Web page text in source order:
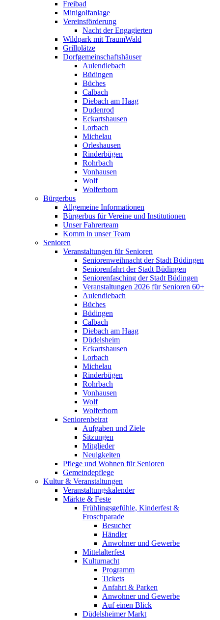
Freibad
Minigolfanlage
Vereinsförderung
Nacht der Engagierten
Wildpark mit TraumWald
Grillplätze
Dorfgemeinschaftshäuser
Aulendiebach
Büdingen
Büches
Calbach
Diebach am Haag
Dudenrod
Eckartshausen
Lorbach
Michelau
Orleshausen
Rinderbügen
Rohrbach
Vonhausen
Wolf
Wolferborn
Bürgerbus
Allgemeine Informationen
Bürgerbus für Vereine und Institutionen
Unser Fahrerteam
Komm in unser Team
Senioren
Veranstaltungen für Senioren
Seniorenweihnacht der Stadt Büdingen
Seniorenfahrt der Stadt Büdingen
Seniorenfasching der Stadt Büdingen
Veranstaltungen 2026 für Senioren 60+
Aulendiebach
Büches
Büdingen
Calbach
Diebach am Haag
Düdelsheim
Eckartshausen
Lorbach
Michelau
Rinderbügen
Rohrbach
Vonhausen
Wolf
Wolferborn
Seniorenbeirat
Aufgaben und Ziele
Sitzungen
Mitglieder
Neuigkeiten
Pflege und Wohnen für Senioren
Gemeindepflege
Kultur & Veranstaltungen
Veranstaltungskalender
Märkte & Feste
Frühlingsgefühle, Kinderfest &
Froschparade
Besucher
Händler
Anwohner und Gewerbe
Mittelalterfest
Kulturnacht
Programm
Tickets
Anfahrt & Parken
Anwohner und Gewerbe
Auf einen Blick
Düdelsheimer Markt